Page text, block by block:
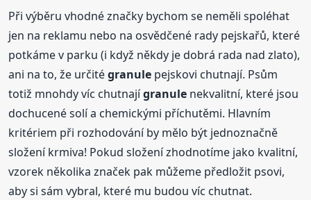
Při výběru vhodné značky bychom se neměli spoléhat
jen na reklamu nebo na osvědčené rady pejskařů, které
potkáme v parku (i když někdy je dobrá rada nad zlato),
ani na to, že určitégranule pejskovi chutnají. Psům
totiž mnohdy víc chutnajígranule nekvalitní, které jsou
dochucené solí a chemickými příchutěmi. Hlavním
kritériem při rozhodování by mělo být jednoznačně
složení krmiva! Pokud složení zhodnotíme jako kvalitní,
vzorek několika značek pak můžeme předložit psovi,
aby si sám vybral, které mu budou víc chutnat.